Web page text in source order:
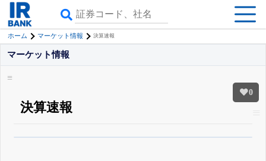
ホーム マーケット情報 決算速報
0
マーケット情報
決算速報